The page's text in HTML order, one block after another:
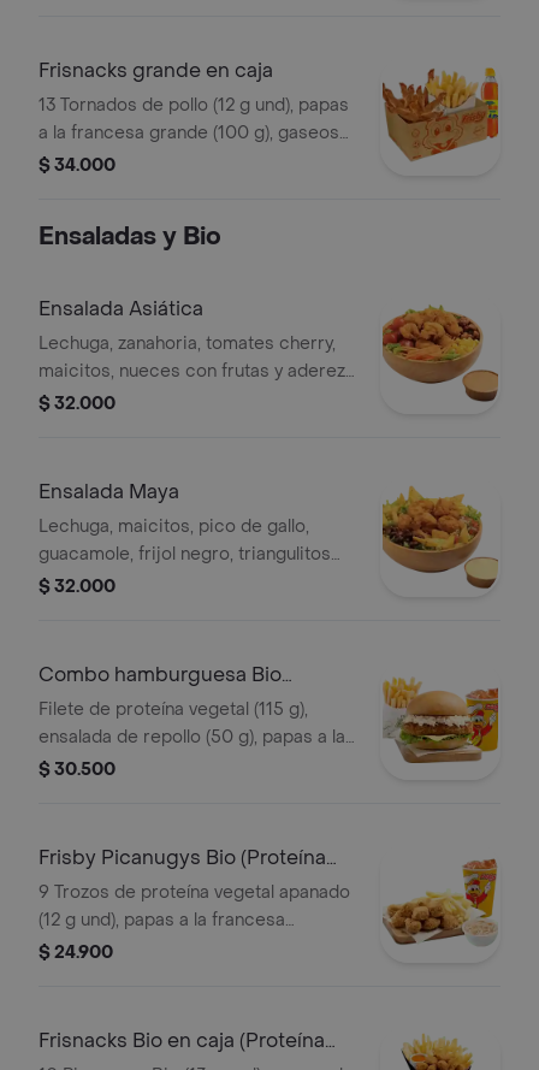
Frisnacks grande en caja
13 Tornados de pollo (12 g und), papas
a la francesa grande (100 g), gaseosa
(470 ml)
$ 34.000
Ensaladas y Bio
Ensalada Asiática
Lechuga, zanahoria, tomates cherry,
maicitos, nueces con frutas y aderezo
sésamo. Elige tu proteína entre
$ 32.000
Ensalada Maya
Lechuga, maicitos, pico de gallo,
guacamole, frijol negro, triangulitos
de maíz y aderezo mexicano. Elige tu
$ 32.000
Combo hamburguesa Bio
(Proteína Vegetal)
Filete de proteína vegetal (115 g),
ensalada de repollo (50 g), papas a la
francesa mediana (60 g) y gaseosa
$ 30.500
Frisby Picanugys Bio (Proteína
Vegetal)
9 Trozos de proteína vegetal apanado
(12 g und), papas a la francesa
mediana (60 g), ensalada de repollo
$ 24.900
Frisnacks Bio en caja (Proteína